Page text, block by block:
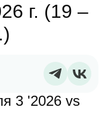
г. (19 –
3 '2026 vs